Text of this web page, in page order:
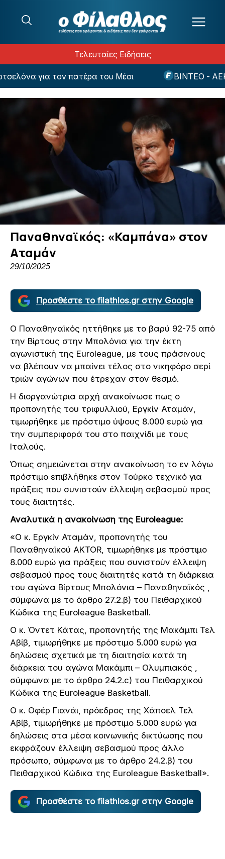
Τελευταίες Ειδήσεις
για τον πατέρα του Μέσι ΒΙΝΤΕΟ - ΑΕΚ:
Παναθηναϊκός: «Καμπάνα» στον
Αταμάν
29/10/2025
Προσθέστε το filathlos.gr στην Google
Ο Παναθηναϊκός ηττήθηκε με το βαρύ 92-75 από
την Βίρτους στην Μπολόνια για την έκτη
αγωνιστική της Euroleague, με τους πράσινους
να βλέπουν να μπαίνει τέλος στο νικηφόρο σερί
τριών αγώνων που έτρεχαν στον θεσμό.
Η διοργανώτρια αρχή ανακοίνωσε πως ο
προπονητής του τριφυλλιού, Εργκίν Αταμάν,
τιμωρήθηκε με πρόστιμο ύψους 8.000 ευρώ για
την συμπεριφορά του στο παιχνίδι με τους
Ιταλούς.
Όπως σημειώνεται στην ανακοίνωση το εν λόγω
πρόστιμο επιβλήθηκε στον Τούρκο τεχνικό για
πράξεις που συνιστούν έλλειψη σεβασμού προς
τους διαιτητές.
Αναλυτικά η ανακοίνωση της Euroleague:
«Ο κ. Εργκίν Αταμάν, προπονητής του
Παναθηναϊκού AKTOR, τιμωρήθηκε με πρόστιμο
8.000 ευρώ για πράξεις που συνιστούν έλλειψη
σεβασμού προς τους διαιτητές κατά τη διάρκεια
του αγώνα Βίρτους Μπολόνια – Παναθηναϊκός ,
σύμφωνα με το άρθρο 27.2.β) του Πειθαρχικού
Κώδικα της Euroleague Basketball.
Ο κ. Όντετ Κάτας, προπονητής της Μακάμπι Τελ
Αβίβ, τιμωρήθηκε με πρόστιμο 5.000 ευρώ για
δηλώσεις σχετικά με τη διαιτησία κατά τη
διάρκεια του αγώνα Μακάμπι – Ολυμπιακός ,
σύμφωνα με το άρθρο 24.2.c) του Πειθαρχικού
Κώδικα της Euroleague Basketball.
Ο κ. Οφέρ Γιανάι, πρόεδρος της Χάποελ Τελ
Αβίβ, τιμωρήθηκε με πρόστιμο 5.000 ευρώ για
δηλώσεις στα μέσα κοινωνικής δικτύωσης που
εκφράζουν έλλειψη σεβασμού προς άλλο
πρόσωπο, σύμφωνα με το άρθρο 24.2.β) του
Πειθαρχικού Κώδικα της Euroleague Basketball».
Προσθέστε το filathlos.gr στην Google